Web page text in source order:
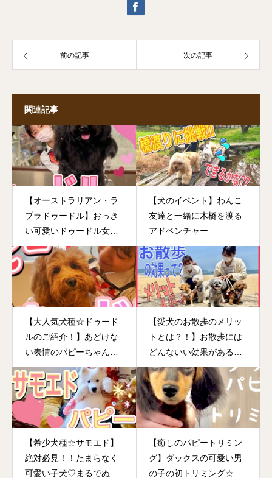
前の記事 次の記事
関連記事
【オーストラリアン・ラ
ブラドゥードル】おっき
い可愛いドゥードル女子
のトリミングダイアリー
♡
【犬のイベント】わんこ
友達と一緒に木橋を渡る
アドベンチャー
【大人気犬種☆ドゥード
ルのご紹介！】あどけな
い表情のパピーちゃんの
シャンプーシーンは必
見！！
【愛犬のお散歩のメリッ
トとは？！】お散歩には
どんないい効果があるの
か？！知ればお散歩に行
きたくなる？！
【希少犬種☆サモエド】
絶対必見！！たまらなく
可愛い子犬♡まるでぬい
【癒しのパピートリミン
グ】ダックスの可愛い男
の子の初トリミング☆